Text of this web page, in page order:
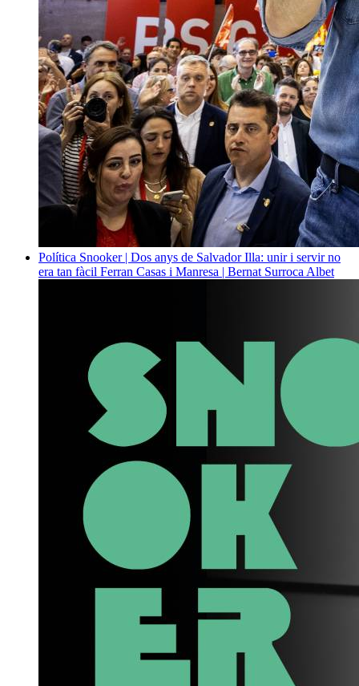
Política Snooker | Dos anys de Salvador Illa: unir i servir no
era tan fàcil Ferran Casas i Manresa | Bernat Surroca Albet